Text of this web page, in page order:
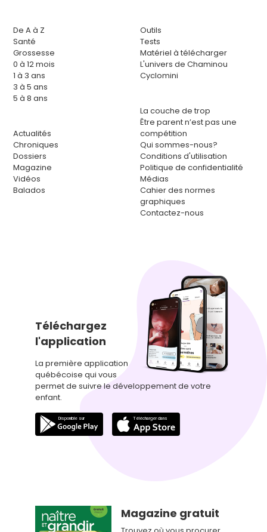
De A à Z
Santé
Grossesse
0 à 12 mois
1 à 3 ans
3 à 5 ans
5 à 8 ans
Actualités
Chroniques
Dossiers
Magazine
Vidéos
Balados
Outils
Tests
Matériel à télécharger
L'univers de Chaminou
Cyclomini
La couche de trop
Être parent n’est pas une
compétition
Qui sommes-nous?
Conditions d'utilisation
Politique de confidentialité
Médias
Cahier des normes
graphiques
Contactez-nous
Téléchargez
l'application
La première application
québécoise qui vous
permet de suivre le développement de votre
enfant.
Magazine gratuit